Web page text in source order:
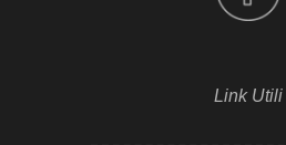
Link Utili